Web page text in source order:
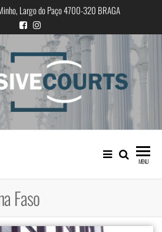
Largo do Paço 4700-320 BRAGA
Igualdade e diferença cultural na
prática judicial portuguesa
MENU
Faso